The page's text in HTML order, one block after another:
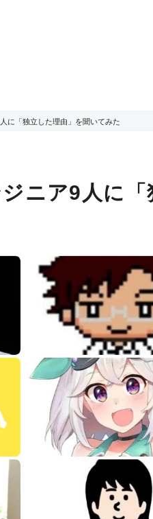
に「独立した理由」を聞いてみた
ニア9人に